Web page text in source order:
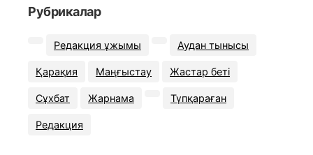
Рубрикалар
Редакция ұжымы Аудан тынысы
Қарақия Маңғыстау Жастар беті
Сұхбат Жарнама Түпқараған
Редакция